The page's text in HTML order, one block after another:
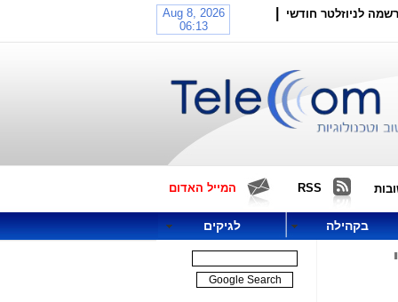
לניוזלטר חודשי
RSS המייל האדום
בקהילה לגיקים